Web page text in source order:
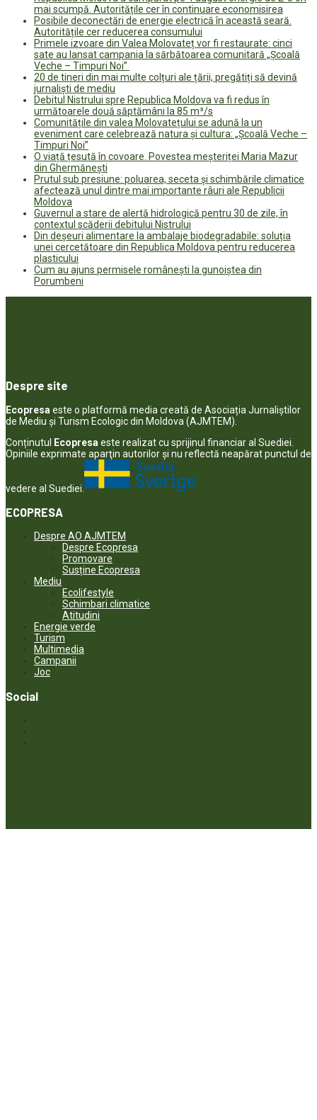
mai scumpă. Autoritățile cer în continuare economisirea
Posibile deconectări de energie electrică în această seară.
Autoritățile cer reducerea consumului
Primele izvoare din Valea Molovateț vor fi restaurate: cinci
sate au lansat campania la sărbătoarea comunitară „Școală
Veche – Timpuri Noi”
20 de tineri din mai multe colțuri ale țării, pregătiți să devină
jurnaliști de mediu
Debitul Nistrului spre Republica Moldova va fi redus în
următoarele două săptămâni la 85 m³/s
Comunitățile din valea Molovatețului se adună la un
eveniment care celebrează natura și cultura: „Școală Veche –
Timpuri Noi”
O viață țesută în covoare. Povestea meșteriței Maria Mazur
din Ghermănești
Prutul sub presiune: poluarea, seceta și schimbările climatice
afectează unul dintre mai importante râuri ale Republicii
Moldova
Guvernul a stare de alertă hidrologică pentru 30 de zile, în
contextul scăderii debitului Nistrului
Din deșeuri alimentare la ambalaje biodegradabile: soluția
unei cercetătoare din Republica Moldova pentru reducerea
plasticului
Cum au ajuns permisele românești la gunoiștea din
Porumbeni
Despre site
Ecopresa este o platformă media creată de Asociația Jurnaliștilor
de Mediu și Turism Ecologic din Moldova (AJMTEM).
Conținutul Ecopresa este realizat cu sprijinul financiar al Suediei.
Opiniile exprimate aparţin autorilor şi nu reflectă neapărat punctul de
vedere al Suediei.
ECOPRESA
Despre AO AJMTEM
Despre Ecopresa
Promovare
Susține Ecopresa
Mediu
Ecolifestyle
Schimbari climatice
Atitudini
Energie verde
Turism
Multimedia
Campanii
Joc
Social